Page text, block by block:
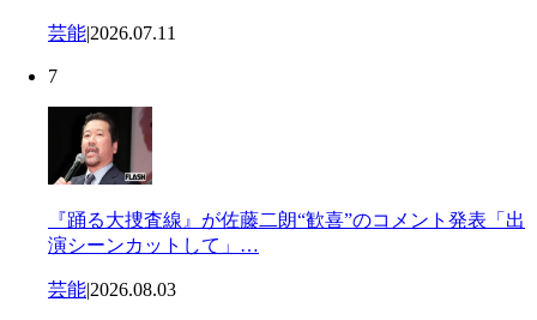
芸能|2026.07.11
7
『踊る大捜査線』が佐藤二朗“歓喜”のコメント発表「出
演シーンカットして」…
芸能|2026.08.03